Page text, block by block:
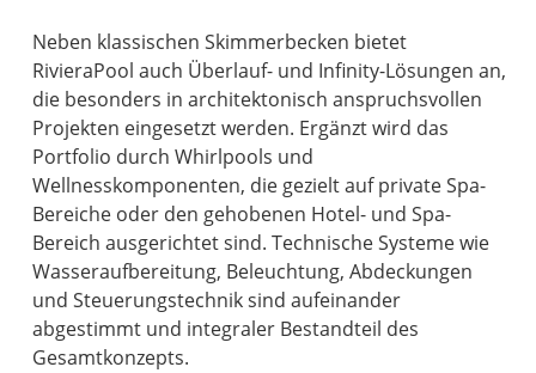
Neben klassischen Skimmerbecken bietet
RivieraPool auch Überlauf- und Infinity-Lösungen an,
die besonders in architektonisch anspruchsvollen
Projekten eingesetzt werden. Ergänzt wird das
Portfolio durch Whirlpools und
Wellnesskomponenten, die gezielt auf private Spa-
Bereiche oder den gehobenen Hotel- und Spa-
Bereich ausgerichtet sind. Technische Systeme wie
Wasseraufbereitung, Beleuchtung, Abdeckungen
und Steuerungstechnik sind aufeinander
abgestimmt und integraler Bestandteil des
Gesamtkonzepts.